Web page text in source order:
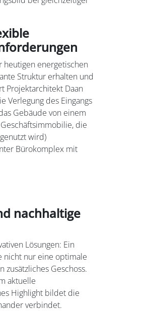
heutigen energetischen
Struktur erhalten und
Projektarchitekt Daan
Verlegung des Eingangs
Gebäude von einem
die
wird)
Bürokomplex mit
nachhaltige
Lösungen: Ein
nicht nur eine optimale
zusätzliches Geschoss.
aktuelle
Highlight bildet die
verbindet.